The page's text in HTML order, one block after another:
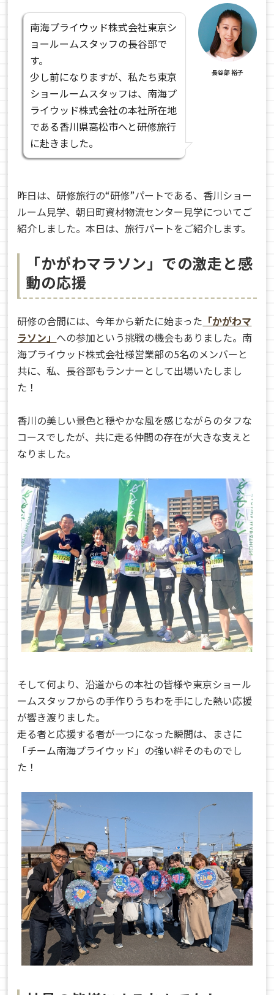
南海プライウッド株式会社東京シ
ョールームスタッフの長谷部で
す。
少し前になりますが、私たち東京
ショールームスタッフは、南海プ
ライウッド株式会社の本社所在地
である香川県高松市へと研修旅行
に赴きました。
長谷部 裕子
昨日は、研修旅行の“研修”パートである、香川ショー
ルーム見学、朝日町資材物流センター見学についてご
紹介しました。本日は、旅行パートをご紹介します。
「かがわマラソン」での激走と感
動の応援
研修の合間には、今年から新たに始まった 「かがわマ
ラソン」 への参加という挑戦の機会もありました。南
海プライウッド株式会社様営業部の5名のメンバーと
共に、私、長谷部もランナーとして出場いたしまし
た！
香川の美しい景色と穏やかな風を感じながらのタフな
コースでしたが、共に走る仲間の存在が大きな支えと
なりました。
そして何より、沿道からの本社の皆様や東京ショール
ームスタッフからの手作りうちわを手にした熱い応援
が響き渡りました。
走る者と応援する者が一つになった瞬間は、まさに
「チーム南海プライウッド」の強い絆そのものでし
た！